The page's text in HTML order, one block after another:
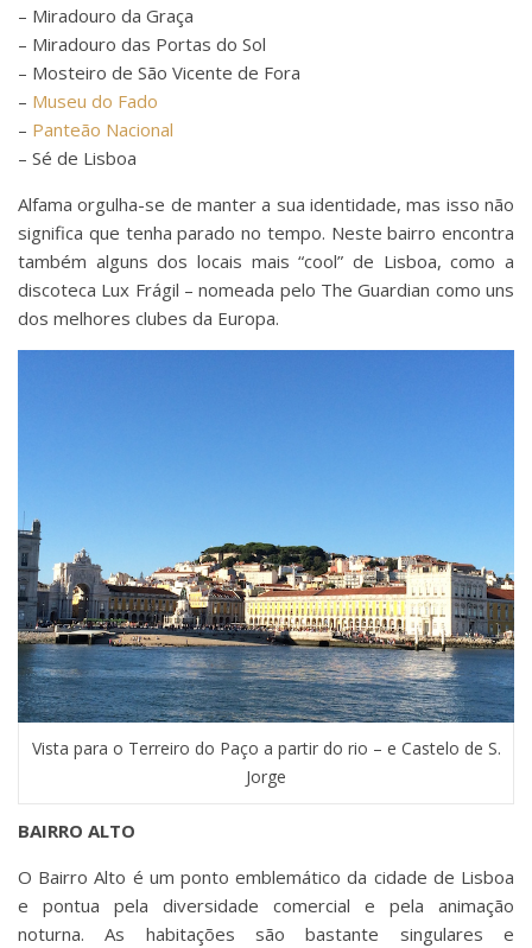
– Miradouro da Graça
– Miradouro das Portas do Sol
– Mosteiro de São Vicente de Fora
– Museu do Fado
– Panteão Nacional
– Sé de Lisboa
Alfama orgulha-se de manter a sua identidade, mas isso não
significa que tenha parado no tempo. Neste bairro encontra
também alguns dos locais mais “cool” de Lisboa, como a
discoteca Lux Frágil – nomeada pelo The Guardian como uns
dos melhores clubes da Europa.
Vista para o Terreiro do Paço a partir do rio – e Castelo de S.
Jorge
BAIRRO ALTO
O Bairro Alto é um ponto emblemático da cidade de Lisboa
e pontua pela diversidade comercial e pela animação
noturna. As habitações são bastante singulares e